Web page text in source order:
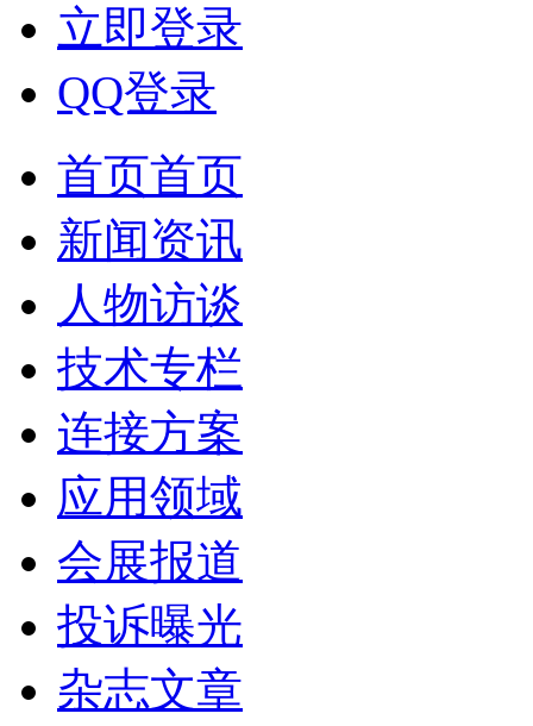
立即登录
QQ登录
首页首页
新闻资讯
人物访谈
技术专栏
连接方案
应用领域
会展报道
投诉曝光
杂志文章